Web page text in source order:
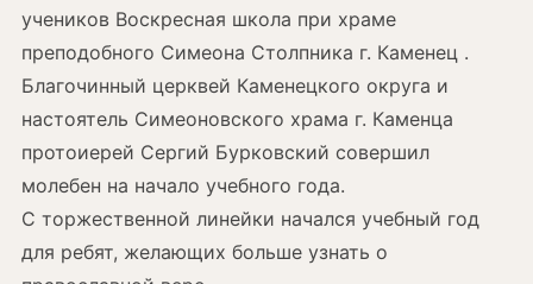
учеников Воскресная школа при храме
преподобного Симеона Столпника г. Каменец .
Благочинный церквей Каменецкого округа и
настоятель Симеоновского храма г. Каменца
протоиерей Сергий Бурковский совершил
молебен на начало учебного года.
С торжественной линейки начался учебный год
для ребят, желающих больше узнать о